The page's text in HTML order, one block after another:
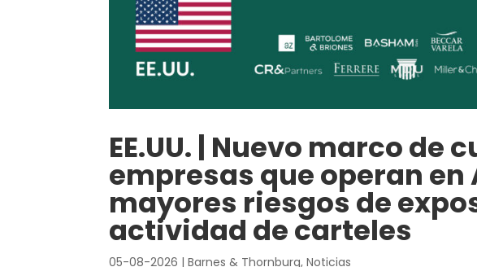
EE.UU. | Nuevo marco
empresas que operan
mayores riesgos de
actividad de carteles
05-08-2026 |Barnes & Thornburg,Noticias